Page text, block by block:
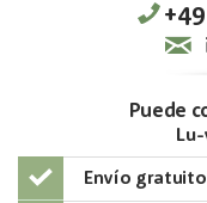
Puede
Envío gratuito